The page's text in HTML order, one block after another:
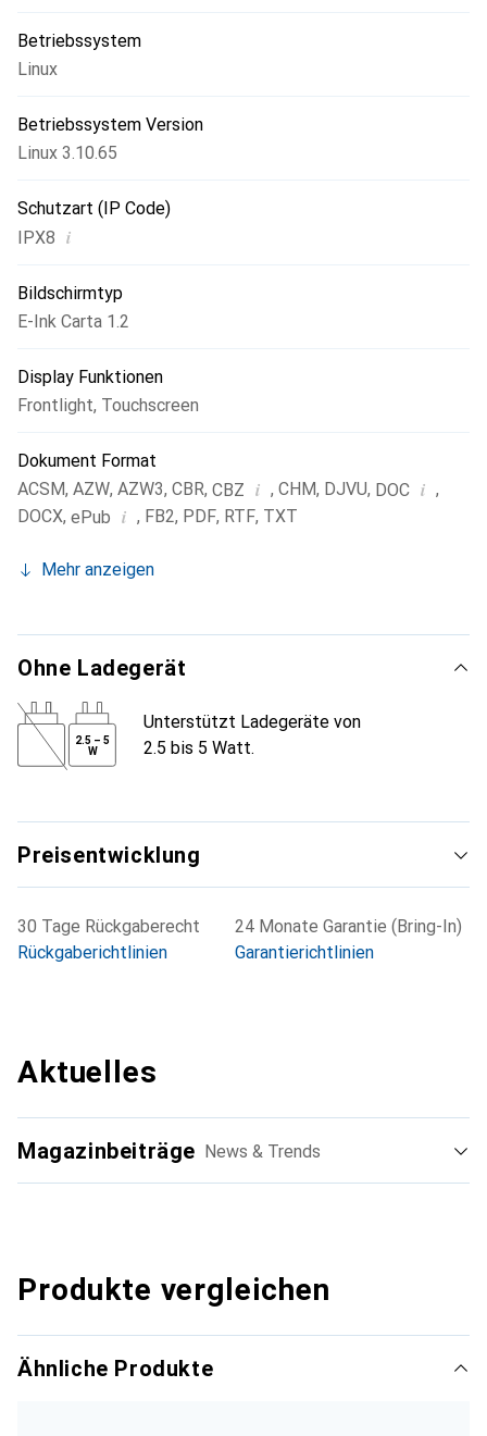
Betriebssystem
Linux
Betriebssystem Version
Linux 3.10.65
Schutzart (IP Code)
IPX8 i
Bildschirmtyp
E-Ink Carta 1.2
Display Funktionen
Frontlight, Touchscreen
Dokument Format
ACSM, AZW, AZW3, CBR, CBZ i , CHM, DJVU, DOC i ,
DOCX, ePub i , FB2, PDF, RTF, TXT
Mehr anzeigen
Ohne Ladegerät
2.5 – 5
W
Unterstützt Ladegeräte von
2.5 bis 5 Watt.
Preisentwicklung
30 Tage Rückgaberecht
Rückgaberichtlinien
24 Monate Garantie (Bring-In)
Garantierichtlinien
Aktuelles
Magazinbeiträge News & Trends
Produkte vergleichen
Ähnliche Produkte